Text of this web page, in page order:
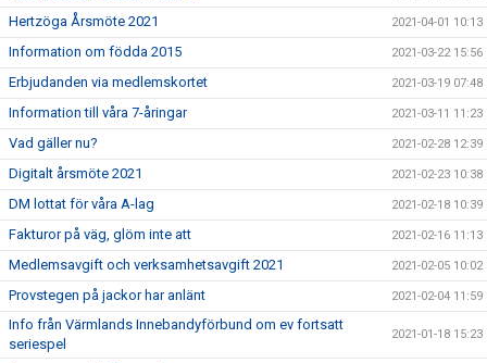
Hertzöga Årsmöte 2021 2021-04-01 10:13
Information om födda 2015 2021-03-22 15:56
Erbjudanden via medlemskortet 2021-03-19 07:48
Information till våra 7-åringar 2021-03-11 11:23
Vad gäller nu? 2021-02-28 12:39
Digitalt årsmöte 2021 2021-02-23 10:38
DM lottat för våra A-lag 2021-02-18 10:39
Fakturor på väg, glöm inte att 2021-02-16 11:13
Medlemsavgift och verksamhetsavgift 2021 2021-02-05 10:02
Provstegen på jackor har anlänt 2021-02-04 11:59
Info från Värmlands Innebandyförbund om ev fortsatt
seriespel
2021-01-18 15:23